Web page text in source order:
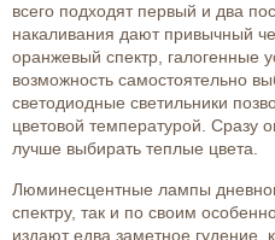
всего подходят первый и два
накаливания дают привычный
оранжевый спектр, галогенные
возможность самостоятельно
светодиодные светильники
цветовой температурой. Сразу
лучше выбирать теплые цвета.
Люминесцентные лампы
спектру, так и по своим
издают едва заметное гудение,